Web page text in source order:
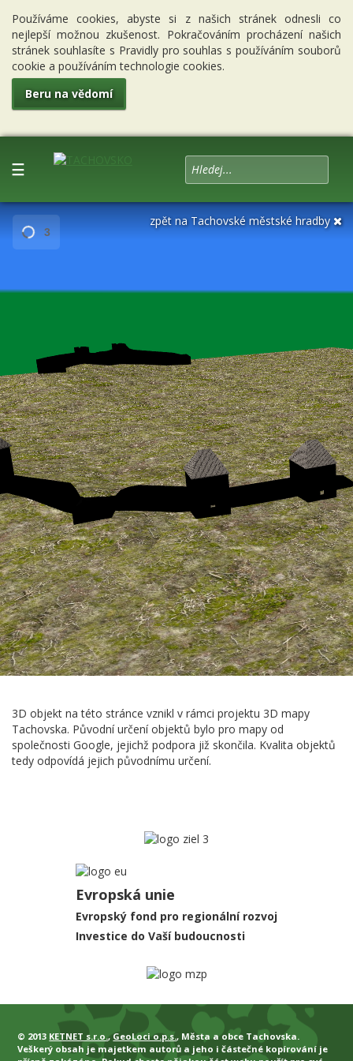
Používáme cookies, abyste si z našich stránek odnesli co
nejlepší možnou zkušenost. Pokračováním procházení našich
stránek souhlasíte s Pravidly pro souhlas s používáním souborů
cookie a používáním technologie cookies.
Beru na vědomí
☰
zpět na Tachovské městské hradby
3
3D objekt na této stránce vznikl v rámci projektu 3D mapy
Tachovska. Původní určení objektů bylo pro mapy od
společnosti Google, jejichž podpora již skončila. Kvalita objektů
tedy odpovídá jejich původnímu určení.
Evropská unie
Evropský fond pro regionální rozvoj
Investice do Vaší budoucnosti
© 2013 KETNET s.r.o.,GeoLoci o.p.s., Města a obce Tachovska.
Veškerý obsah je majetkem autorů a jeho i částečné kopírování je